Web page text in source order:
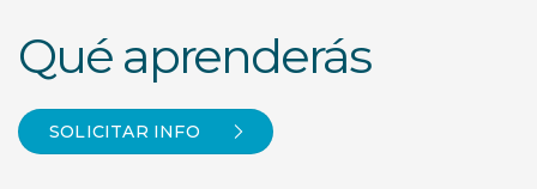
Qué aprenderás
SOLICITAR INFO